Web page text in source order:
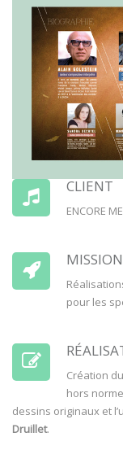
CLIENT
ENCORE
MISSION
pour les
Création
hors
dessins originaux et
Druillet.